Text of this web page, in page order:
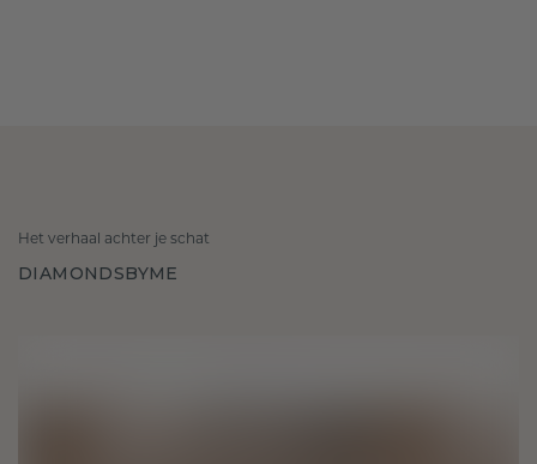
Het verhaal achter je schat
DIAMONDSBYME